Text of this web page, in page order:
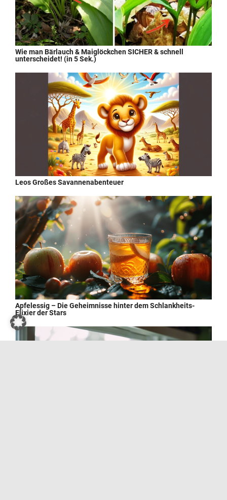
Wie man Bärlauch & Maiglöckchen SICHER & schnell
unterscheidet! (in 5 Sek.)
Leos Großes Savannenabenteuer
Apfelessig – Die Geheimnisse hinter dem Schlankheits-
Elixier der Stars